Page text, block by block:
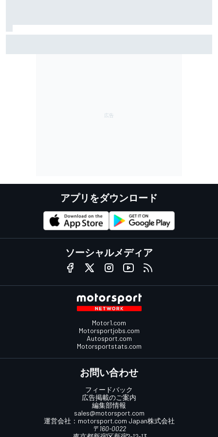
アプリをダウンロード
ソーシャルメディア
Motor1.com
Motorsportjobs.com
Autosport.com
Motorsportstats.com
お問い合わせ
フィードバック
広告掲載のご案内
編集部情報
sales@motorsport.com
運営会社： motorsport.com Japan株式会社
〒160-0022